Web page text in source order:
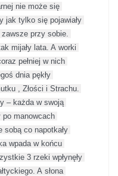
nie może się
jak tylko się pojawiały
zawsze przy sobie.
mijały lata. A worki
pełniej w nich
dnia pękły
, Złości i Strachu.
– każda w swoją
po manowcach
co napotkały
wpada w końcu
3 rzeki wpłynęły
A słona